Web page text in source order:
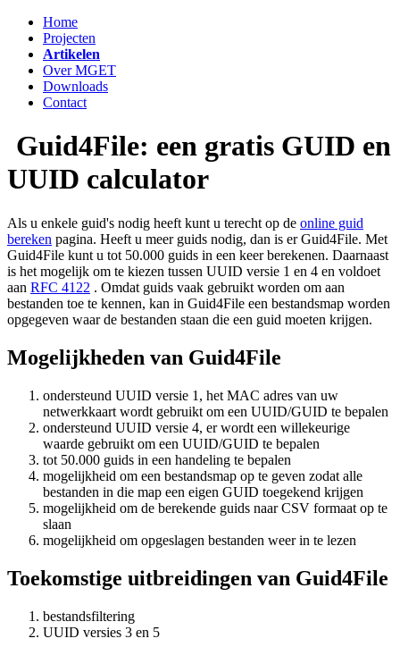
Home
Projecten
Artikelen
Over MGET
Downloads
Contact
Guid4File: een gratis GUID en
UUID calculator
Als u enkele guid's nodig heeft kunt u terecht op de online guid
bereken pagina. Heeft u meer guids nodig, dan is er Guid4File. Met
Guid4File kunt u tot 50.000 guids in een keer berekenen. Daarnaast
is het mogelijk om te kiezen tussen UUID versie 1 en 4 en voldoet
aan RFC 4122 . Omdat guids vaak gebruikt worden om aan
bestanden toe te kennen, kan in Guid4File een bestandsmap worden
opgegeven waar de bestanden staan die een guid moeten krijgen.
Mogelijkheden van Guid4File
ondersteund UUID versie 1, het MAC adres van uw
netwerkkaart wordt gebruikt om een UUID/GUID te bepalen
ondersteund UUID versie 4, er wordt een willekeurige
waarde gebruikt om een UUID/GUID te bepalen
tot 50.000 guids in een handeling te bepalen
mogelijkheid om een bestandsmap op te geven zodat alle
bestanden in die map een eigen GUID toegekend krijgen
mogelijkheid om de berekende guids naar CSV formaat op te
slaan
mogelijkheid om opgeslagen bestanden weer in te lezen
Toekomstige uitbreidingen van Guid4File
bestandsfiltering
UUID versies 3 en 5